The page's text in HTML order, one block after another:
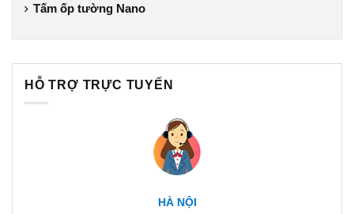
Tấm ốp tường Nano
HỖ TRỢ TRỰC TUYẾN
HÀ NỘI